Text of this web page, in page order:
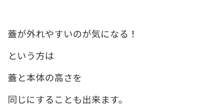
蓋が外れやすいのが気になる！
という方は
蓋と本体の高さを
同じにすることも出来ます。